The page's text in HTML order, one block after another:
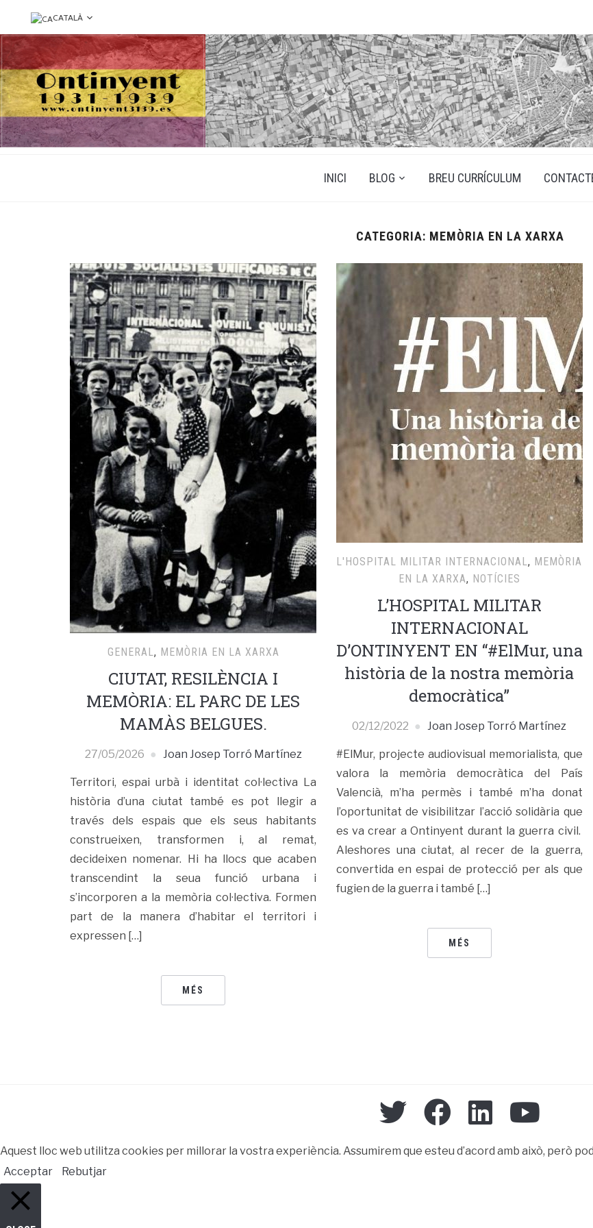
CATALÀ
INICI BLOG BREU CURRÍCULUM
CATEGORIA: MEMÒRIA EN LA XARXA
GENERAL, MEMÒRIA EN LA XARXA
CIUTAT, RESILÈNCIA I
MEMÒRIA: EL PARC DE LES
MAMÀS BELGUES.
27/05/2026 Joan Josep Torró Martínez
Territori, espai urbà i identitat col·lectiva La
història d’una ciutat també es pot llegir a
través dels espais que els seus habitants
construeixen, transformen i, al remat,
decideixen nomenar. Hi ha llocs que acaben
transcendint la seua funció urbana i
s’incorporen a la memòria col·lectiva. Formen
part de la manera d’habitar el territori i
expressen […]
MÉS
L'HOSPITAL MILITAR INTERNACIONAL, MEMÒRIA
EN LA XARXA, NOTÍCIES
L’HOSPITAL MILITAR
INTERNACIONAL
D’ONTINYENT EN “#ElMur, una
història de la nostra memòria
democràtica”
02/12/2022 Joan Josep Torró Martínez
#ElMur, projecte audiovisual memorialista, que
valora la memòria democràtica del País
Valencià, m’ha permès i també m’ha donat
l’oportunitat de visibilitzar l’acció solidària que
es va crear a Ontinyent durant la guerra civil.
Aleshores una ciutat, al recer de la guerra,
convertida en espai de protecció per als que
fugien de la guerra i també […]
MÉS
Aquest lloc web utilitza cookies per millorar la vostra experiència. Assumirem que esteu d’acord amb això, però
Acceptar
Rebutjar